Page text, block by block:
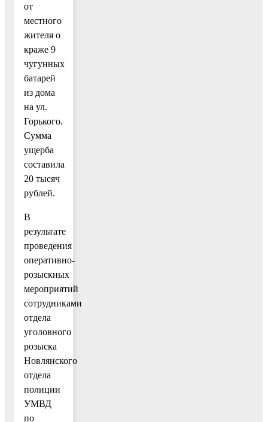
от
местного
жителя о
краже 9
чугунных
батарей
из дома
на ул.
Горького.
Сумма
ущерба
составила
20 тысяч
рублей.
В
результате
проведения
оперативно-
розыскных
мероприятий
сотрудниками
отдела
уголовного
розыска
Новлянского
отдела
полиции
УМВД
по